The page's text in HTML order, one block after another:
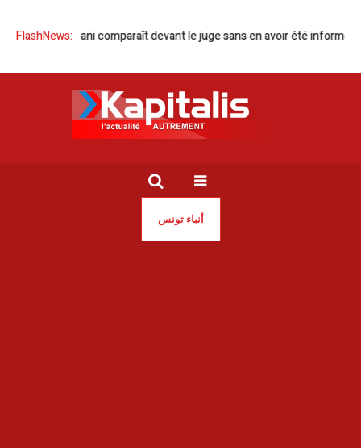
FlashNews:
Sonia Dahmani comparaît devant le juge sans en avoir été informée
أنباء تونس